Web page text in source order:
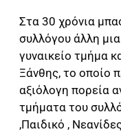
Στα 30 χρόνια
συλλόγου άλλη
γυναικείο τμήμα
Ξάνθης, το οποίο
αξιόλογη πορεία
τμήματα του
,Παιδικό ,